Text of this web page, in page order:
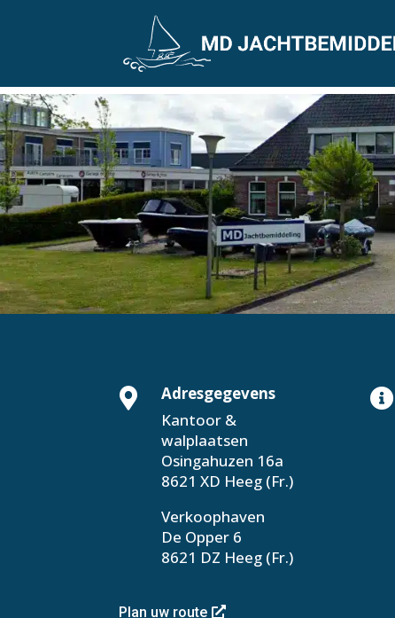

Adresgegevens
Kantoor &
walplaatsen
Osingahuzen 16a
8621 XD Heeg (Fr.)
Verkoophaven
De Opper 6
8621 DZ Heeg (Fr.)
Plan uw route
